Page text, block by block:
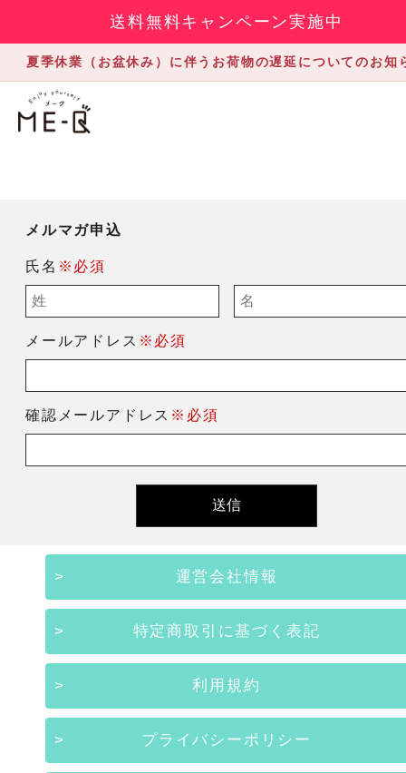
送料無料キャンペーン実施中
夏季休業（お盆休み）に伴うお荷物の遅延についてのお知
メルマガ申込
氏名 ※必須
メールアドレス ※必須
確認メールアドレス ※必須
運営会社情報
特定商取引に基づく表記
利用規約
プライバシーポリシー